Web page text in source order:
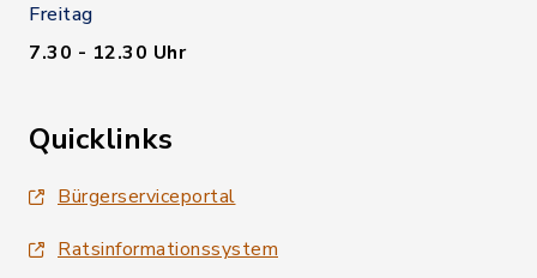
Freitag
7.30 - 12.30 Uhr
Quicklinks
Bürgerserviceportal
Ratsinformationssystem